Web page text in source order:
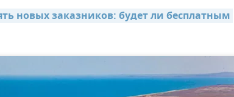
новых заказников: будет ли бесплатным